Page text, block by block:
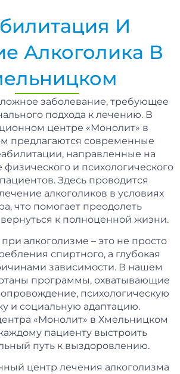
И
Алкоголика В
заболевание, требующее
подхода к лечению. В
центре «Монолит» в
предлагаются современные
направленные на
физического и психологического
Здесь проводится
алкоголиков в условиях
что помогает преодолеть
к полноценной жизни.
алкоголизме – это не просто
спиртного, а глубокая
зависимости. В нашем
программы, охватывающие
психологическую
и социальную адаптацию.
«Монолит» в Хмельницком
пациенту выстроить
путь к выздоровлению.
центр лечения алкоголизма